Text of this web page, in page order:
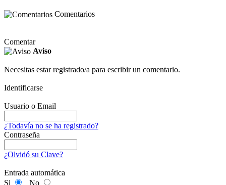
Comentarios
Comentar
Aviso
Necesitas estar registrado/a para escribir un comentario.
Identificarse
Usuario o Email
¿Todavía no se ha registrado?
Contraseña
¿Olvidó su Clave?
Entrada automática
Si
No